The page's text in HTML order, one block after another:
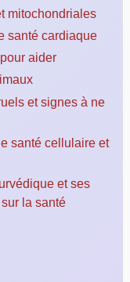
mitochondriales
santé cardiaque
aider
et signes à ne
santé cellulaire et
et ses
la santé